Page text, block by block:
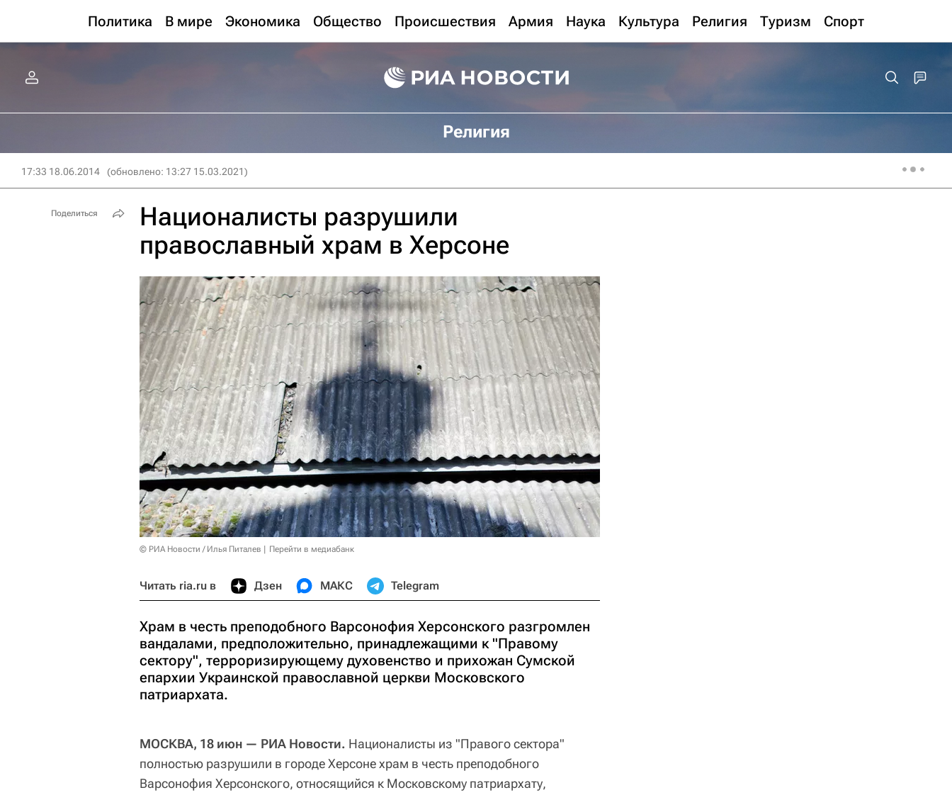
Политика В мире Экономика Общество Происшествия Армия Наука Культура Религия Туризм Спорт
Религия
17:33 18.06.2014 (обновлено: 13:27 15.03.2021)
Националисты разрушили
православный храм в Херсоне
© РИА Новости / Илья Питалев Перейти в медиабанк
Читать ria.ru в Дзен МАКС Telegram
Храм в честь преподобного Варсонофия Херсонского разгромлен
вандалами, предположительно, принадлежащими к "Правому
сектору", терроризирующему духовенство и прихожан Сумской
епархии Украинской православной церкви Московского
патриархата.
МОСКВА, 18 июн — РИА Новости. Националисты из "Правого сектора"
полностью разрушили в городе Херсоне храм в честь преподобного
Варсонофия Херсонского, относящийся к Московскому патриархату,
Поделиться